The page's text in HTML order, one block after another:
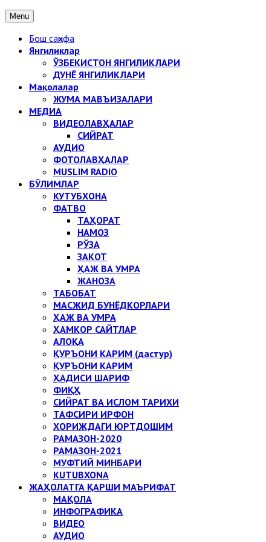
Menu
Бош саҳифа
Янгиликлар
ЎЗБЕКИСТОН ЯНГИЛИКЛАРИ
ДУНЁ ЯНГИЛИКЛАРИ
Мақолалар
ЖУМА МАВЪИЗАЛАРИ
МЕДИА
ВИДЕОЛАВҲАЛАР
СИЙРАТ
АУДИО
ФОТОЛАВҲАЛАР
MUSLIM RADIO
БЎЛИМЛАР
КУТУБХОНА
ФАТВО
ТАҲОРАТ
НАМОЗ
РЎЗА
ЗАКОТ
ҲАЖ ВА УМРА
ЖАНОЗА
ТАБОБАТ
МАСЖИД БУНЁДКОРЛАРИ
ҲАЖ ВА УМРА
ҲАМКОР САЙТЛАР
АЛОҚА
ҚУРЪОНИ КАРИМ (дастур)
ҚУРЪОНИ КАРИМ
ҲАДИСИ ШАРИФ
ФИҚҲ
СИЙРАТ ВА ИСЛОМ ТАРИХИ
ТАФСИРИ ИРФОН
ХОРИЖДАГИ ЮРТДОШИМ
РАМАЗОН-2020
РАМАЗОН-2021
МУФТИЙ МИНБАРИ
KUTUBXONA
ЖАҲОЛАТГА ҚАРШИ МАЪРИФАТ
МАҚОЛА
ИНФОГРАФИКА
ВИДЕО
АУДИО